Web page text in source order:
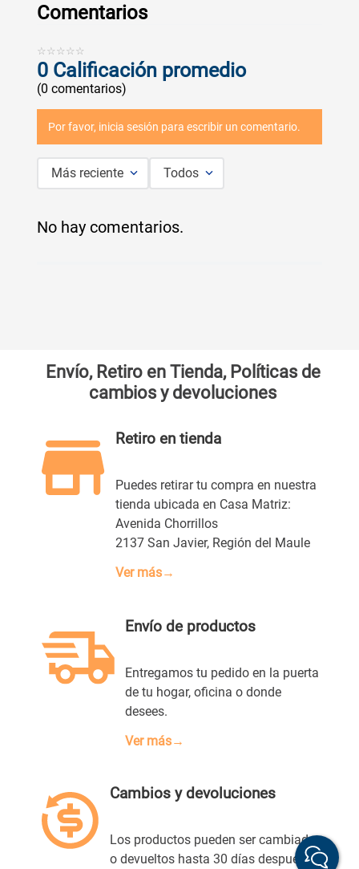
Comentarios
☆ ☆ ☆ ☆ ☆
0 Calificación promedio
(0 comentarios)
Por favor, inicia sesión para escribir un comentario.
Más reciente Todos
No hay comentarios.
Envío, Retiro en Tienda, Políticas de
cambios y devoluciones
Retiro en tienda
Puedes retirar tu compra en nuestra
tienda ubicada en Casa Matriz:
Avenida Chorrillos
2137 San Javier, Región del Maule
Ver más→
Envío de productos
Entregamos tu pedido en la puerta
de tu hogar, oficina o donde
desees.
Ver más→
Cambios y devoluciones
Los productos pueden ser cambiados
o devueltos hasta 30 días después de